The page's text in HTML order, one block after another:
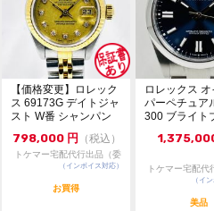
【価格変更】ロレック
ス 69173G デイトジャ
スト W番 シャンパン
ゴールド 中...
798,000 円 （税込）
トケマー宅配代行出品（委
託販売）
（インボイス対応）
お買得
ロレックス
パーペチュア
300 ブライト
トケマー宅配代
（イ
美品